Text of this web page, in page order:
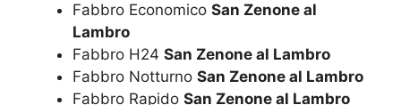
Fabbro Economico San Zenone al
Lambro
Fabbro H24 San Zenone al Lambro
Fabbro Notturno San Zenone al Lambro
Fabbro Rapido San Zenone al Lambro